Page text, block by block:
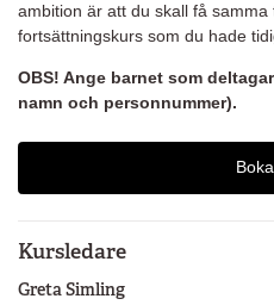
ambition är att du skall få
fortsättningskurs som du hade
OBS! Ange barnet som
namn och personnummer).
Kursledare
Greta Simling